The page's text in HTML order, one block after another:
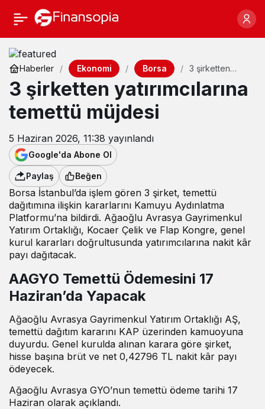
Haberler Ekonomi Borsa
3 şirketten
temettü müjdesi
3 şirketten yatırımcılarına
temettü müjdesi
5 Haziran 2026, 11:38 yayınlandı
Google'da Abone Ol
Paylaş Beğen
Borsa İstanbul’da işlem gören 3 şirket, temettü
dağıtımına ilişkin kararlarını Kamuyu Aydınlatma
Platformu’na bildirdi. Ağaoğlu Avrasya Gayrimenkul
Yatırım Ortaklığı, Kocaer Çelik ve Flap Kongre, genel
kurul kararları doğrultusunda yatırımcılarına nakit kâr
payı dağıtacak.
AAGYO Temettü Ödemesini 17
Haziran’da Yapacak
Ağaoğlu Avrasya Gayrimenkul Yatırım Ortaklığı AŞ,
temettü dağıtım kararını KAP üzerinden kamuoyuna
duyurdu. Genel kurulda alınan karara göre şirket,
hisse başına brüt ve net 0,42796 TL nakit kâr payı
ödeyecek.
Ağaoğlu Avrasya GYO’nun temettü ödeme tarihi 17
Haziran olarak açıklandı.